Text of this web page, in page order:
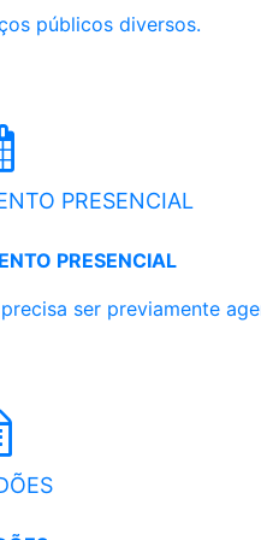
públicos diversos.
PRESENCIAL
PRESENCIAL
ser previamente